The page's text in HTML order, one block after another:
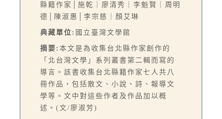
縣籍作家│施乾｜廖清秀｜李魁賢｜周明
德│陳淑惠│李宗慈｜顏艾琳
典藏單位: 國立臺灣文學館
摘要: 本文是為收集台北縣作家創作的
「北台灣文學」系列叢書第二輯而寫的
導言。該書收集台北縣籍作家七人共八
冊作品，包括散文、小說、詩、報導文
學等。文中對這些作者及作品加以概
述。(文/廖淑芳)